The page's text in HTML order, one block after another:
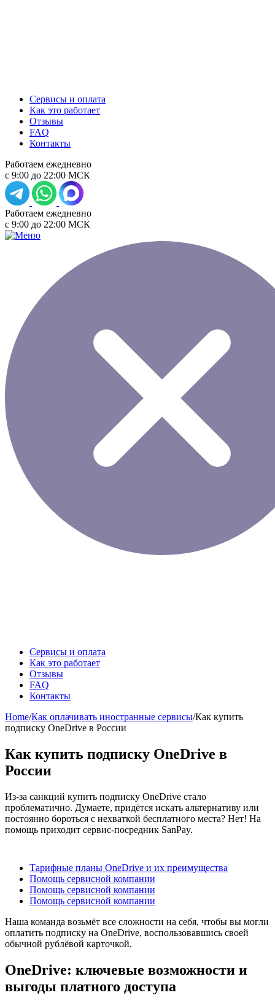
Сервисы и оплата
Как это работает
Отзывы
FAQ
Контакты
Работаем ежедневно
с 9:00 до 22:00 МСК
Работаем ежедневно
с 9:00 до 22:00 МСК
Сервисы и оплата
Как это работает
Отзывы
FAQ
Контакты
Home/Как оплачивать иностранные сервисы/Как купить
подписку OneDrive в России
Как купить подписку OneDrive в
России
Из-за санкций купить подписку OneDrive стало
проблематично. Думаете, придётся искать альтернативу или
постоянно бороться с нехваткой бесплатного места? Нет! На
помощь приходит сервис-посредник SanPay.
Тарифные планы OneDrive и их преимущества
Помощь сервисной компании
Помощь сервисной компании
Помощь сервисной компании
Наша команда возьмёт все сложности на себя, чтобы вы могли
оплатить подписку на OneDrive, воспользовавшись своей
обычной рублёвой карточкой.
OneDrive: ключевые возможности и
выгоды платного доступа